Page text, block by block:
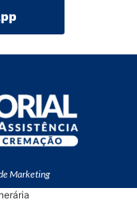
Marketing